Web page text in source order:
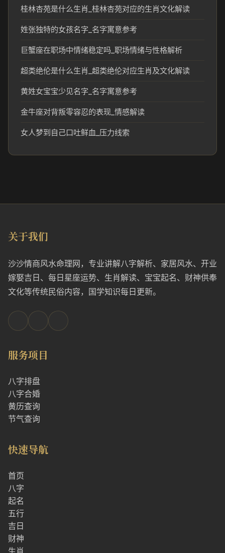
桂林杏苑是什么生肖_桂林杏苑对应的生肖文化解读
姓张独特的女孩名字_名字寓意参考
巨蟹座在职场中情绪稳定吗_职场情绪与性格解析
超类绝伦是什么生肖_超类绝伦对应生肖及文化解读
黄姓女宝宝少见名字_名字寓意参考
金牛座对背叛零容忍的表现_情感解读
女人梦到自己口吐鲜血_压力线索
关于我们
沙沙情商风水命理网，专业讲解八字解析、家居风水、开业
嫁娶吉日、每日星座运势、生肖解读、宝宝起名、财神供奉
文化等传统民俗内容，国学知识每日更新。
服务项目
八字排盘
八字合婚
黄历查询
节气查询
快速导航
首页
八字
起名
五行
吉日
财神
生肖